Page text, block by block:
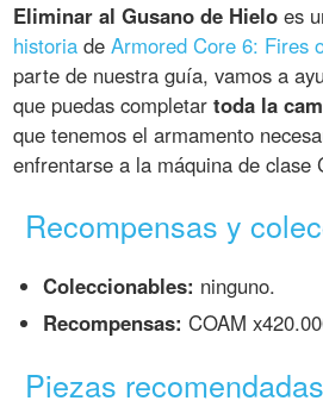
Eliminar al Gusano de Hielo es
historia deArmored Core 6: Fires
parte de nuestra guía, vamos a
que puedas completartoda la
que tenemos el armamento
enfrentarse a la máquina de clase
Recompensas y
Coleccionables: ninguno.
Recompensas: COAM
Piezas recomendadas